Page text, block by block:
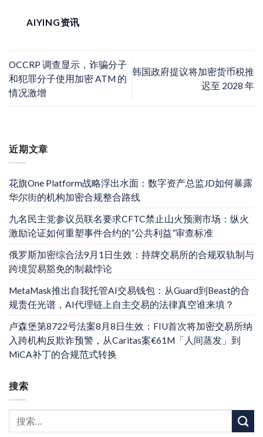
近期文章
花旗One Platform战略浮出水面：数字资产总监JD如何暴露
华尔街的机构加密合规整合路线
九名民主党参议员联名要求CFTC禁止山火预测市场：纵火
激励论证如何重塑事件合约的”公共利益”审查标准
俄罗斯加密综合法9月1日生效：持牌交易所的合规双轨制与
跨境贸易豁免的制裁悖论
MetaMask推出自我托管AI交易钱包：从Guard到Beast的合
规责任光谱，AI代理链上自主交易的法律真空谁来填？
卢森堡第8722号法案8月8日生效：FIU首次将加密交易所纳
入跨机构反欺诈预警，从Caritas案€61M「人间蒸发」到
MiCA补丁的合规范式转换
搜索
AIYING资讯
OCCRP 调查显示，诈骗分子
和犯罪分子使用加密 ATM 的
情况激增
韩国政府提议将加密货币税推
迟至 2028 年